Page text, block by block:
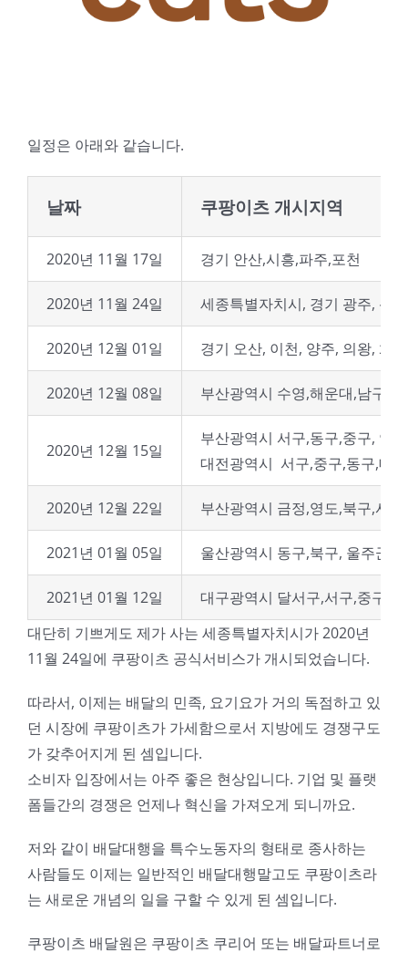
일정은 아래와 같습니다.
날짜 쿠팡이츠 개시지역
2020년 11월 17일 경기 안산,시흥,파주,포천
2020년 11월 24일 세종특별자치시, 경기 광주, 광
2020년 12월 01일 경기 오산, 이천, 양주, 의왕, 화
2020년 12월 08일 부산광역시 수영,해운대,남구,
2020년 12월 15일
부산광역시 서구,동구,중구, 연
대전광역시 서구,중구,동구,대
2020년 12월 22일 부산광역시 금정,영도,북구,사
2021년 01월 05일 울산광역시 동구,북구, 울주군
2021년 01월 12일
대구광역시 달서구,서구,중구
대단히 기쁘게도 제가 사는 세종특별자치시가 2020년
11월 24일에 쿠팡이츠 공식서비스가 개시되었습니다.
따라서, 이제는 배달의 민족, 요기요가 거의 독점하고 있
던 시장에 쿠팡이츠가 가세함으로서 지방에도 경쟁구도
가 갖추어지게 된 셈입니다.
소비자 입장에서는 아주 좋은 현상입니다. 기업 및 플랫
폼들간의 경쟁은 언제나 혁신을 가져오게 되니까요.
저와 같이 배달대행을 특수노동자의 형태로 종사하는
사람들도 이제는 일반적인 배달대행말고도 쿠팡이츠라
는 새로운 개념의 일을 구할 수 있게 된 셈입니다.
쿠팡이츠 배달원은 쿠팡이츠 쿠리어 또는 배달파트너로